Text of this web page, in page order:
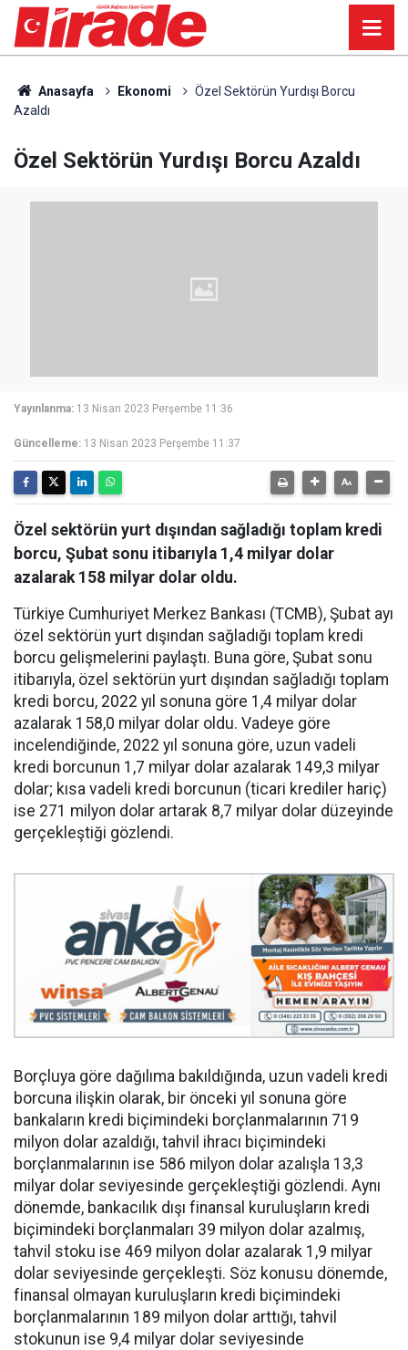
Anasayfa Ekonomi
Özel Sektörün Yurdışı Borcu
Azaldı
Özel Sektörün Yurdışı Borcu Azaldı
Yayınlanma: 13 Nisan 2023 Perşembe 11:36
Güncelleme: 13 Nisan 2023 Perşembe 11:37
Özel sektörün yurt dışından sağladığı toplam kredi
borcu, Şubat sonu itibarıyla 1,4 milyar dolar
azalarak 158 milyar dolar oldu.
Türkiye Cumhuriyet Merkez Bankası (TCMB), Şubat ayı
özel sektörün yurt dışından sağladığı toplam kredi
borcu gelişmelerini paylaştı. Buna göre, Şubat sonu
itibarıyla, özel sektörün yurt dışından sağladığı toplam
kredi borcu, 2022 yıl sonuna göre 1,4 milyar dolar
azalarak 158,0 milyar dolar oldu. Vadeye göre
incelendiğinde, 2022 yıl sonuna göre, uzun vadeli
kredi borcunun 1,7 milyar dolar azalarak 149,3 milyar
dolar; kısa vadeli kredi borcunun (ticari krediler hariç)
ise 271 milyon dolar artarak 8,7 milyar dolar düzeyinde
gerçekleştiği gözlendi.
Borçluya göre dağılıma bakıldığında, uzun vadeli kredi
borcuna ilişkin olarak, bir önceki yıl sonuna göre
bankaların kredi biçimindeki borçlanmalarının 719
milyon dolar azaldığı, tahvil ihracı biçimindeki
borçlanmalarının ise 586 milyon dolar azalışla 13,3
milyar dolar seviyesinde gerçekleştiği gözlendi. Aynı
dönemde, bankacılık dışı finansal kuruluşların kredi
biçimindeki borçlanmaları 39 milyon dolar azalmış,
tahvil stoku ise 469 milyon dolar azalarak 1,9 milyar
dolar seviyesinde gerçekleşti. Söz konusu dönemde,
finansal olmayan kuruluşların kredi biçimindeki
borçlanmalarının 189 milyon dolar arttığı, tahvil
stokunun ise 9,4 milyar dolar seviyesinde